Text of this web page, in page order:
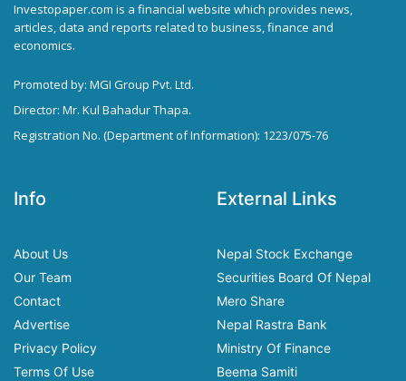
Investopaper.com is a financial website which provides news,
articles, data and reports related to business, finance and
economics.
Promoted by: MGI Group Pvt. Ltd.
Director: Mr. Kul Bahadur Thapa.
Registration No. (Department of Information): 1223/075-76
Info
About Us
Our Team
Contact
Advertise
Privacy Policy
Terms Of Use
External Links
Nepal Stock Exchange
Securities Board Of Nepal
Mero Share
Nepal Rastra Bank
Ministry Of Finance
Beema Samiti